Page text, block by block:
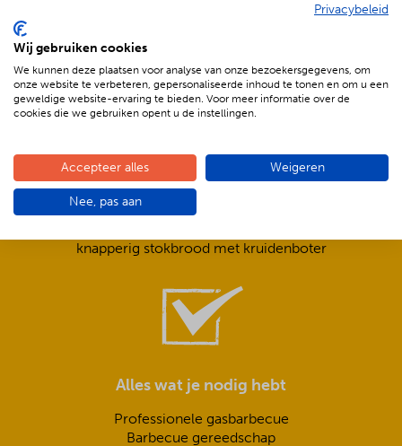
Compleet is ook écht compleet!
Frisse salades,
knapperig stokbrood met kruidenboter
Alles wat je nodig hebt
Professionele gasbarbecue
Barbecue gereedschap
Privacybeleid
Wij gebruiken cookies
We kunnen deze plaatsen voor analyse van onze bezoekersgegevens, om
onze website te verbeteren, gepersonaliseerde inhoud te tonen en om u een
geweldige website-ervaring te bieden. Voor meer informatie over de
cookies die we gebruiken opent u de instellingen.
Accepteer alles Weigeren
Nee, pas aan